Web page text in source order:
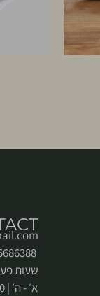
שעות
א׳ - ה׳ | 9:00 - 18:00